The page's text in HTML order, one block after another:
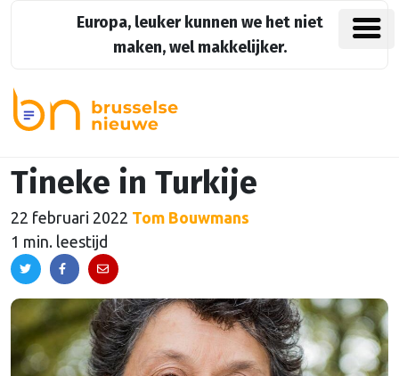
Europa, leuker kunnen we het niet
maken, wel makkelijker.
Tineke in Turkije
22 februari 2022 Tom Bouwmans
1 min. leestijd